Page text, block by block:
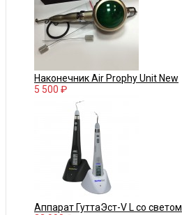
Наконечник Air Prophy Unit New
5 500 ₽
Аппарат ГуттаЭст-V L со светом